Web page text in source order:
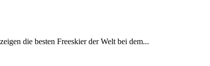
die besten Freeskier der Welt bei dem...